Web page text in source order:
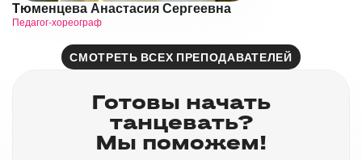
Тюменцева Анастасия Сергеевна
Педагог-хореограф
СМОТРЕТЬ ВСЕХ ПРЕПОДАВАТЕЛЕЙ
Готовы начать
танцевать?
Мы поможем!